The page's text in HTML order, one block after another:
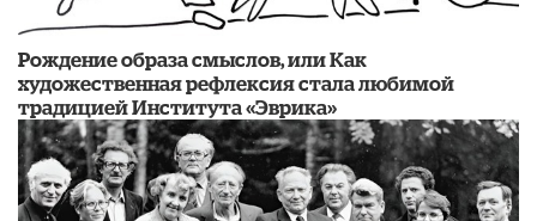
Рождение образа смыслов, или Как
художественная рефлексия стала любимой
традицией Института «Эврика»